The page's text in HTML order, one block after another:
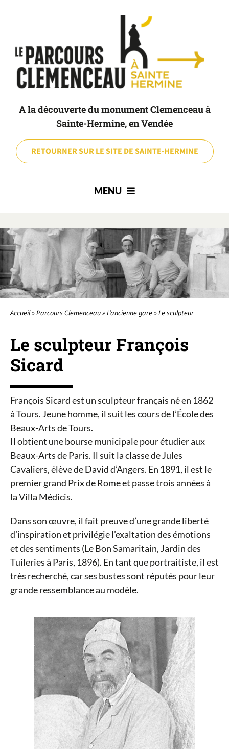
A la découverte du monument Clemenceau à
Sainte-Hermine, en Vendée
RETOURNER SUR LE SITE DE SAINTE-HERMINE
MENU
LE PARCOURS
LA PLACE CLEMENCEAU
AU FIL DU TEMPS
INFOS & CONTACT
Accueil»Parcours Clemenceau»L’ancienne gare»Le sculpteur
Le sculpteur François
Sicard
François Sicard est un sculpteur français né en 1862
à Tours. Jeune homme, il suit les cours de l’École des
Beaux-Arts de Tours.
Il obtient une bourse municipale pour étudier aux
Beaux-Arts de Paris. Il suit la classe de Jules
Cavaliers, élève de David d’Angers. En 1891, il est le
premier grand Prix de Rome et passe trois années à
la Villa Médicis.
Dans son œuvre, il fait preuve d’une grande liberté
d’inspiration et privilégie l’exaltation des émotions
et des sentiments (Le Bon Samaritain, Jardin des
Tuileries à Paris, 1896). En tant que portraitiste, il est
très recherché, car ses bustes sont réputés pour leur
grande ressemblance au modèle.